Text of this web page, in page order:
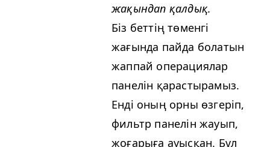
жақындап қалдық.
Біз беттің төменгі
жағында пайда болатын
жаппай операциялар
панелін қарастырамыз.
Енді оның орны өзгеріп,
фильтр панелін жауып,
жоғарыға ауысқан. Бұл